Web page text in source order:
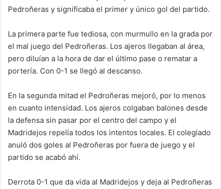
Pedroñeras y significaba el primer y único gol del partido.
La primera parte fue tediosa, con murmullo en la grada por
el mal juego del Pedroñeras. Los ajeros llegaban al área,
pero diluían a la hora de dar el último pase o rematar a
portería. Con 0-1 se llegó al descanso.
En la segunda mitad el Pedroñeras mejoró, por lo menos
en cuanto intensidad. Los ajeros colgaban balones desde
la defensa sin pasar por el centro del campo y el
Madridejos repelía todos los intentos locales. El colegiado
anuló dos goles al Pedroñeras por fuera de juego y el
partido se acabó ahí.
Derrota 0-1 que da vida al Madridejos y deja al Pedroñeras